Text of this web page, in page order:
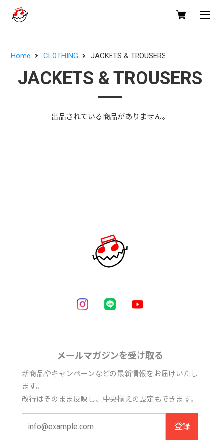
Home CLOTHING JACKETS & TROUSERS
JACKETS & TROUSERS
出品されている商品がありません。
メールマガジンを受け取る
新商品やキャンペーンなどの最新情報をお届けいたし
ます。
改行はそのまま反映し、中央揃えの設定もできます。
登録